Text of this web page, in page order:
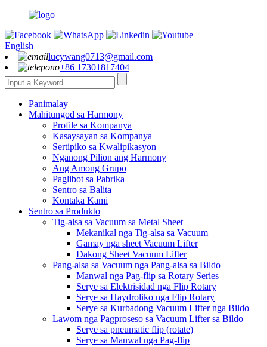
English
lucywang0713@gmail.com
+86 17301817404
Panimalay
Mahitungod sa Harmony
Profile sa Kompanya
Kasaysayan sa Kompanya
Sertipiko sa Kwalipikasyon
Nganong Pilion ang Harmony
Ang Among Grupo
Paglibot sa Pabrika
Sentro sa Balita
Kontaka Kami
Sentro sa Produkto
Tig-alsa sa Vacuum sa Metal Sheet
Mekanikal nga Tig-alsa sa Vacuum
Gamay nga sheet Vacuum Lifter
Dakong Sheet Vacuum Lifter
Pang-alsa sa Vacuum nga Pang-alsa sa Bildo
Manwal nga Pag-flip sa Rotary Series
Serye sa Elektrisidad nga Flip Rotary
Serye sa Haydroliko nga Flip Rotary
Serye sa Kurbadong Vacuum Lifter nga Bildo
Lawom nga Pagproseso sa Vacuum Lifter sa Bildo
Serye sa pneumatic flip (rotate)
Serye sa Manwal nga Pag-flip